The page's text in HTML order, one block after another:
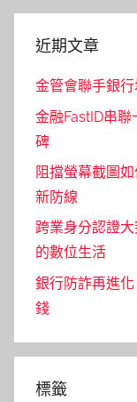
近期文章
金管會聯手銀
金融FastID串
碑
阻擋螢幕截圖
新防線
跨業身分認證
的數位生活
銀行防詐再進
錢
標籤